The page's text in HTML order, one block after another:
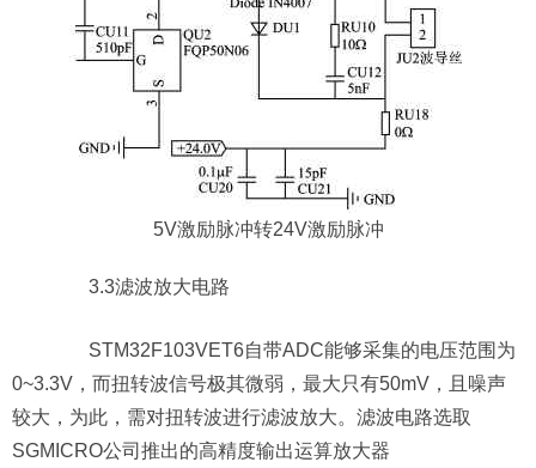
5V激励脉冲转24V激励脉冲
3.3滤波放大电路
STM32F103VET6自带ADC能够采集的电压范围为
0~3.3V，而扭转波信号极其微弱，最大只有50mV，且噪声
较大，为此，需对扭转波进行滤波放大。滤波电路选取
SGMICRO公司推出的高精度输出运算放大器